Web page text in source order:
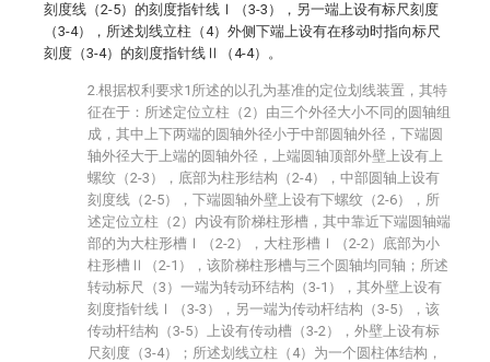
刻度线（2-5）的刻度指针线Ⅰ（3-3），另一端上设有标尺刻度
（3-4），所述划线立柱（4）外侧下端上设有在移动时指向标尺
刻度（3-4）的刻度指针线Ⅱ（4-4）。
2.根据权利要求1所述的以孔为基准的定位划线装置，其特
征在于：所述定位立柱（2）由三个外径大小不同的圆轴组
成，其中上下两端的圆轴外径小于中部圆轴外径，下端圆
轴外径大于上端的圆轴外径，上端圆轴顶部外壁上设有上
螺纹（2-3），底部为柱形结构（2-4），中部圆轴上设有
刻度线（2-5），下端圆轴外壁上设有下螺纹（2-6），所
述定位立柱（2）内设有阶梯柱形槽，其中靠近下端圆轴端
部的为大柱形槽Ⅰ（2-2），大柱形槽Ⅰ（2-2）底部为小
柱形槽Ⅱ（2-1），该阶梯柱形槽与三个圆轴均同轴；所述
转动标尺（3）一端为转动环结构（3-1），其外壁上设有
刻度指针线Ⅰ（3-3），另一端为传动杆结构（3-5），该
传动杆结构（3-5）上设有传动槽（3-2），外壁上设有标
尺刻度（3-4）；所述划线立柱（4）为一个圆柱体结构，